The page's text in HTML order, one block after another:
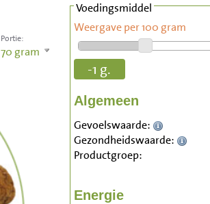
Portie:
70 gram
Voedingsmiddel
Weergave per 100 gram
-1 g.
Algemeen
Gevoelswaarde:
Gezondheidswaarde:
Productgroep:
Energie